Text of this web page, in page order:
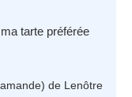
tarte préférée